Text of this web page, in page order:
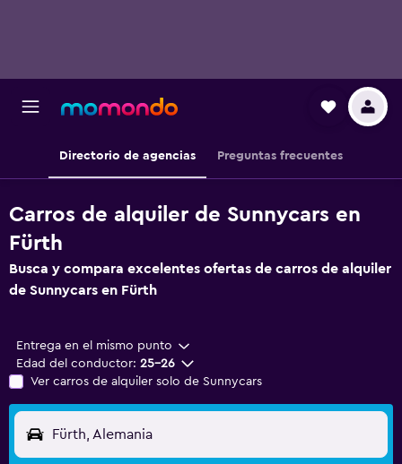
Directorio de agencias Preguntas frecuentes
Carros de alquiler de Sunnycars en
Fürth
Busca y compara excelentes ofertas de carros de alquiler
de Sunnycars en Fürth
Entrega en el mismo punto
Edad del conductor: 25-26
Ver carros de alquiler solo de Sunnycars
Fürth, Alemania